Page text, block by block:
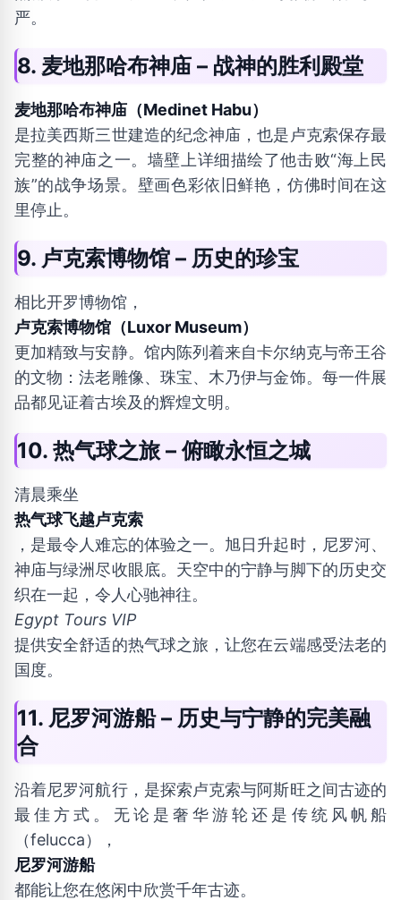
严。
8. 麦地那哈布神庙 – 战神的胜利殿堂
麦地那哈布神庙（Medinet Habu）
是拉美西斯三世建造的纪念神庙，也是卢克索保存最
完整的神庙之一。墙壁上详细描绘了他击败“海上民
族”的战争场景。壁画色彩依旧鲜艳，仿佛时间在这
里停止。
9. 卢克索博物馆 – 历史的珍宝
相比开罗博物馆，
卢克索博物馆（Luxor Museum）
更加精致与安静。馆内陈列着来自卡尔纳克与帝王谷
的文物：法老雕像、珠宝、木乃伊与金饰。每一件展
品都见证着古埃及的辉煌文明。
10. 热气球之旅 – 俯瞰永恒之城
清晨乘坐
热气球飞越卢克索
，是最令人难忘的体验之一。旭日升起时，尼罗河、
神庙与绿洲尽收眼底。天空中的宁静与脚下的历史交
织在一起，令人心驰神往。
Egypt Tours VIP
提供安全舒适的热气球之旅，让您在云端感受法老的
国度。
11. 尼罗河游船 – 历史与宁静的完美融
合
沿着尼罗河航行，是探索卢克索与阿斯旺之间古迹的
最佳方式。无论是奢华游轮还是传统风帆船
（felucca），
尼罗河游船
都能让您在悠闲中欣赏千年古迹。